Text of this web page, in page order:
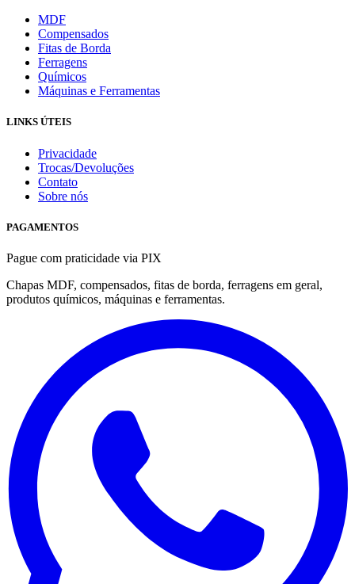
MDF
Compensados
Fitas de Borda
Ferragens
Químicos
Máquinas e Ferramentas
LINKS ÚTEIS
Privacidade
Trocas/Devoluções
Contato
Sobre nós
PAGAMENTOS
Pague com praticidade via PIX
Chapas MDF, compensados, fitas de borda, ferragens em geral,
produtos químicos, máquinas e ferramentas.